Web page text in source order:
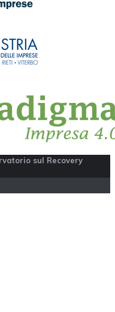
sul Recovery